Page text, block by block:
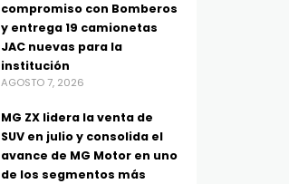
compromiso con Bomberos
y entrega 19 camionetas
JAC nuevas para la
institución
AGOSTO 7, 2026
MG ZX lidera la venta de
SUV en julio y consolida el
avance de MG Motor en uno
de los segmentos más